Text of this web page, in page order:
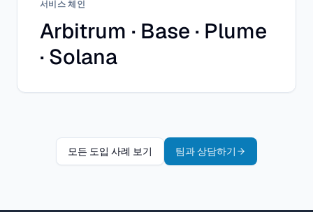
서비스 체인
Arbitrum · Base · Plume
· Solana
모든 도입 사례 보기 팀과 상담하기